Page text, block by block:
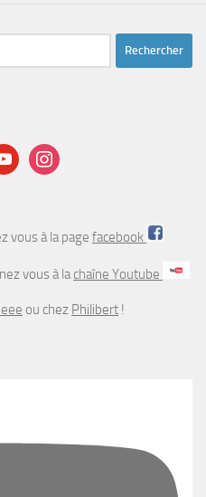
instagram
vous à la page facebook
vous à lachaîne Youtube
ou chez Philibert !